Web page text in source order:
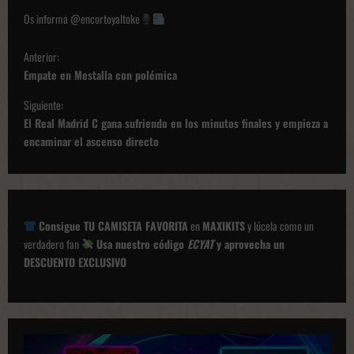
Os informa @encortoyaltoke
N
a
v
e
g
a
c
i
ó
n
e
Anterior:
Empate en Mestalla con polémica
Siguiente:
El Real Madrid C gana sufriendo en los minutos finales y empieza a
encaminar el ascenso directo
Consigue TU CAMISETA FAVORITAenMAXIKITSy lúcela como un
verdadero fan
Usa nuestro código ECYATy aprovecha un
DESCUENTO EXCLUSIVO